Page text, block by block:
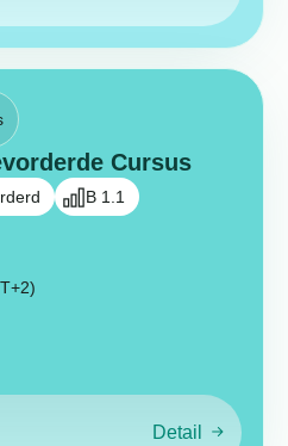
Cursus
B 1.1
Detail